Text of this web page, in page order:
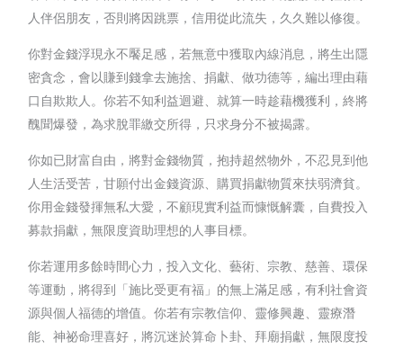
人伴侶朋友，否則將因跳票，信用從此流失，久久難以修復。
你對金錢浮現永不饜足感，若無意中獲取內線消息，將生出隱
密貪念，會以賺到錢拿去施捨、捐獻、做功德等，編出理由藉
口自欺欺人。你若不知利益迴避、就算一時趁藉機獲利，終將
醜聞爆發，為求脫罪繳交所得，只求身分不被揭露。
你如已財富自由，將對金錢物質，抱持超然物外，不忍見到他
人生活受苦，甘願付出金錢資源、購買捐獻物質來扶弱濟貧。
你用金錢發揮無私大愛，不顧現實利益而慷慨解囊，自費投入
募款捐獻，無限度資助理想的人事目標。
你若運用多餘時間心力，投入文化、藝術、宗教、慈善、環保
等運動，將得到「施比受更有福」的無上滿足感，有利社會資
源與個人福德的增值。你若有宗教信仰、靈修興趣、靈療潛
能、神祕命理喜好，將沉迷於算命卜卦、拜廟捐獻，無限度投